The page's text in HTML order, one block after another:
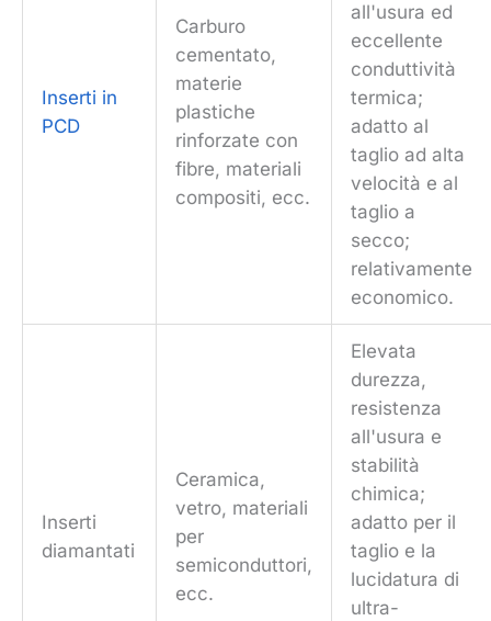
Inserti in
PCD
Carburo
cementato,
materie
plastiche
rinforzate con
fibre, materiali
compositi, ecc.
all'usura ed
eccellente
conduttività
termica;
adatto al
taglio ad alta
velocità e al
taglio a
secco;
relativamente
economico.
Inserti
diamantati
Ceramica,
vetro, materiali
per
semiconduttori,
ecc.
Elevata
durezza,
resistenza
all'usura e
stabilità
chimica;
adatto per il
taglio e la
lucidatura di
ultra-